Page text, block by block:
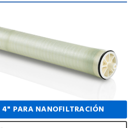
PARA NANOFILTRACIÓN